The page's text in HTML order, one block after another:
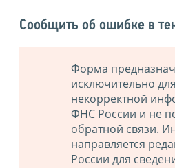
Сообщить об ошибке в
Форма
исключительно
некорректной
ФНС России и не
обратной связи.
направляется
России для